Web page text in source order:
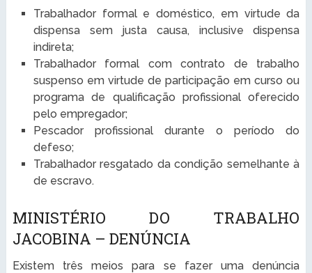
Trabalhador formal e doméstico, em virtude da
dispensa sem justa causa, inclusive dispensa
indireta;
Trabalhador formal com contrato de trabalho
suspenso em virtude de participação em curso ou
programa de qualificação profissional oferecido
pelo empregador;
Pescador profissional durante o período do
defeso;
Trabalhador resgatado da condição semelhante à
de escravo.
MINISTÉRIO DO TRABALHO
JACOBINA – DENÚNCIA
Existem três meios para se fazer uma denúncia